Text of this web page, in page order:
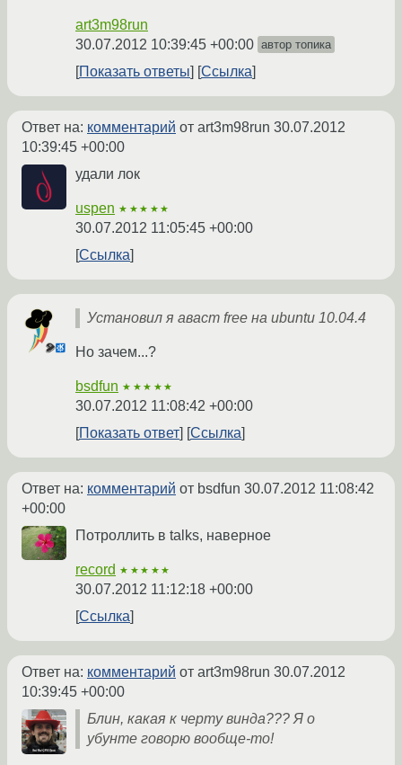
art3m98run
30.07.2012 10:39:45 +00:00 автор топика
Показать ответы Ссылка
Ответ на: комментарий от art3m98run 30.07.2012
10:39:45 +00:00
удали лок
uspen ★★★★★
30.07.2012 11:05:45 +00:00
Ссылка
Установил я аваст free на ubuntu 10.04.4
Но зачем...?
bsdfun ★★★★★
30.07.2012 11:08:42 +00:00
Показать ответ
Ссылка
Ответ на: комментарий от bsdfun 30.07.2012 11:08:42
+00:00
Потроллить в talks, наверное
record ★★★★★
30.07.2012 11:12:18 +00:00
Ссылка
Ответ на: комментарий от art3m98run 30.07.2012
10:39:45 +00:00
Блин, какая к черту винда??? Я о
убунте говорю вообще-то!